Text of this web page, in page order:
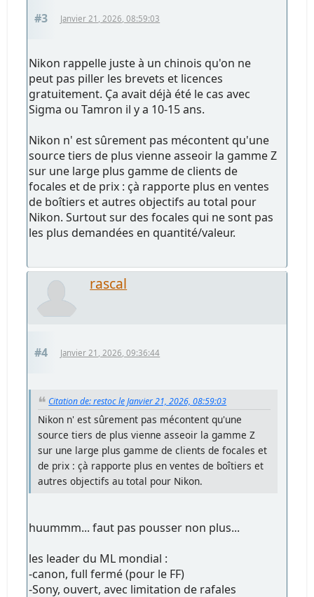
#3 Janvier 21, 2026, 08:59:03
Nikon rappelle juste à un chinois qu'on ne
peut pas piller les brevets et licences
gratuitement. Ça avait déjà été le cas avec
Sigma ou Tamron il y a 10-15 ans.
Nikon n' est sûrement pas mécontent qu'une
source tiers de plus vienne asseoir la gamme Z
sur une large plus gamme de clients de
focales et de prix : çà rapporte plus en ventes
de boîtiers et autres objectifs au total pour
Nikon. Surtout sur des focales qui ne sont pas
les plus demandées en quantité/valeur.
rascal
#4 Janvier 21, 2026, 09:36:44
Citation de: restoc le Janvier 21, 2026, 08:59:03
Nikon n' est sûrement pas mécontent qu'une
source tiers de plus vienne asseoir la gamme Z
sur une large plus gamme de clients de focales et
de prix : çà rapporte plus en ventes de boîtiers et
autres objectifs au total pour Nikon.
huummm... faut pas pousser non plus...
les leader du ML mondial :
-canon, full fermé (pour le FF)
-Sony, ouvert, avec limitation de rafales